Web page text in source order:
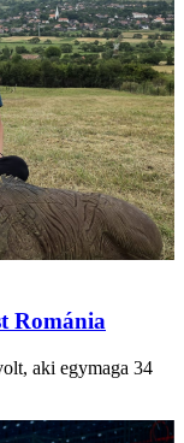
Románia
aki egymaga 34